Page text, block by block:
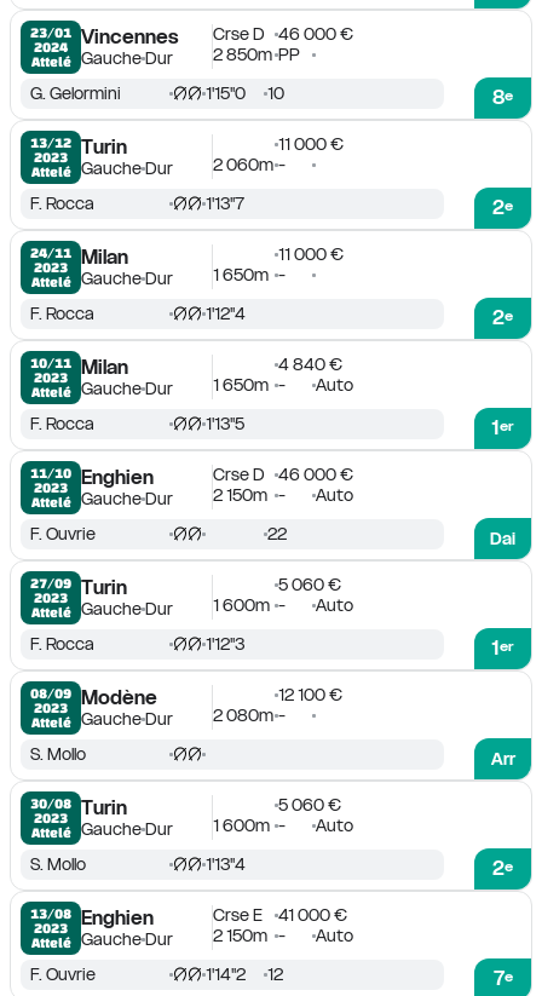
23/01
2024
Attelé
Vincennes
GaucheDur
Crse D
46 000 €
2 850m PP
8e
G. Gelormini 1'15''0 10
13/12
2023
Attelé
Turin
GaucheDur
11 000 €
2 060m -
2e
F. Rocca 1'13''7
24/11
2023
Attelé
Milan
GaucheDur
11 000 €
1 650m -
2e
F. Rocca 1'12''4
10/11
2023
Attelé
Milan
GaucheDur
4 840 €
1 650m - Auto
1er
F. Rocca 1'13''5
11/10
2023
Attelé
Enghien
GaucheDur
Crse D
46 000 €
2 150m -
Auto
Dai
F. Ouvrie 22
27/09
2023
Attelé
Turin
GaucheDur
5 060 €
1 600m - Auto
1er
F. Rocca 1'12''3
08/09
2023
Attelé
Modène
GaucheDur
12 100 €
2 080m -
Arr
S. Mollo
30/08
2023
Attelé
Turin
GaucheDur
5 060 €
1 600m - Auto
2e
S. Mollo 1'13''4
13/08
2023
Attelé
Enghien
GaucheDur
Crse E
41 000 €
2 150m - Auto
7e
F. Ouvrie 1'14''2 12